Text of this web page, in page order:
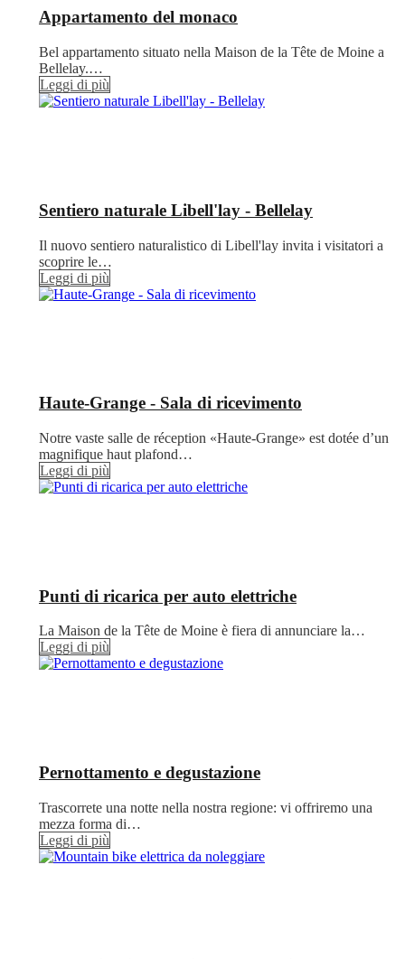
Appartamento del monaco
Bel appartamento situato nella Maison de la Tête de Moine a
Bellelay.…
Leggi di più
Sentiero naturale Libell'lay - Bellelay
Il nuovo sentiero naturalistico di Libell'lay invita i visitatori a
scoprire le…
Leggi di più
Haute-Grange - Sala di ricevimento
Notre vaste salle de réception «Haute-Grange» est dotée d’un
magnifique haut plafond…
Leggi di più
Punti di ricarica per auto elettriche
La Maison de la Tête de Moine è fiera di annunciare la…
Leggi di più
Pernottamento e degustazione
Trascorrete una notte nella nostra regione: vi offriremo una
mezza forma di…
Leggi di più